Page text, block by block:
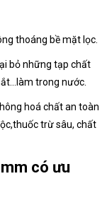
thoáng bề mặt lọc.
bỏ những tạp chất
trong nước.
hoá chất an toàn
trừ sâu, chất
có ưu